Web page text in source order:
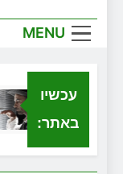
MENU
עכשיו
באתר: